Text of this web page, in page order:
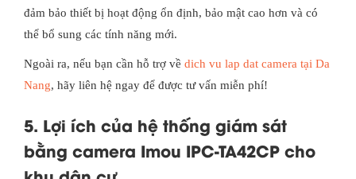
đảm bảo thiết bị hoạt động ổn định, bảo mật cao hơn và có
thể bổ sung các tính năng mới.
Ngoài ra, nếu bạn cần hỗ trợ về dich vu lap dat camera tại Da
Nang, hãy liên hệ ngay để được tư vấn miễn phí!
5. Lợi ích của hệ thống giám sát
bằng camera Imou IPC-TA42CP cho